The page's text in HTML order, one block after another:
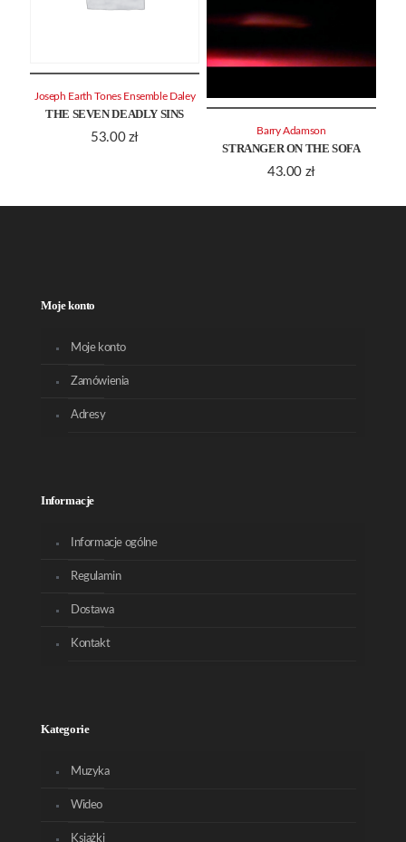
THE SEVEN DEADLY SINS
53.00 zł
Joseph Earth Tones Ensemble Daley
STRANGER ON THE SOFA
43.00 zł
Barry Adamson
Moje konto
Moje konto
Zamówienia
Adresy
Informacje
Informacje ogólne
Regulamin
Dostawa
Kontakt
Kategorie
Muzyka
Wideo
Książki